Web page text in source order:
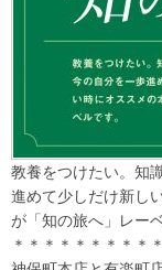
教養をつけたい。知
進めて少しだけ新し
が「知の旅へ」レー
＊＊＊＊＊＊＊＊＊＊